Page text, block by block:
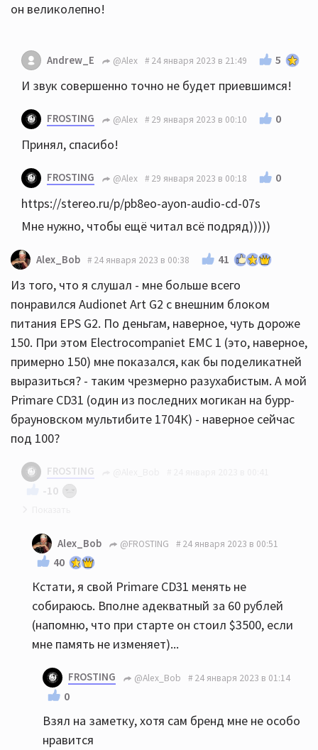
он великолепно!
Andrew_E @Alex 24 января 2023 в 21:49 5
И звук совершенно точно не будет приевшимся!
FROSTING @Alex 29 января 2023 в 00:10 0
Принял, спасибо!
FROSTING @Alex 29 января 2023 в 00:18 0
https://stereo.ru/p/pb8eo-ayon-audio-cd-07s
Мне нужно, чтобы ещё читал всё подряд)))))
Alex_Bob 24 января 2023 в 00:38 41
Из того, что я слушал - мне больше всего
понравился Audionet Art G2 с внешним блоком
питания EPS G2. По деньгам, наверное, чуть дороже
150. При этом Electrocompaniet EMC 1 (это, наверное,
примерно 150) мне показался, как бы поделикатней
выразиться? - таким чрезмерно разухабистым. А мой
Primare CD31 (один из последних могикан на бурр-
брауновском мультибите 1704К) - наверное сейчас
под 100?
FROSTING
-10
Примар 31ый висит один за 60 рублей
Alex_Bob @FROSTING 24 января 2023 в 00:51
40
Кстати, я свой Primare CD31 менять не
собираюсь. Вполне адекватный за 60 рублей
(напомню, что при старте он стоил $3500, если
мне память не изменяет)...
FROSTING @Alex_Bob 24 января 2023 в 01:14
0
Взял на заметку, хотя сам бренд мне не особо
нравится